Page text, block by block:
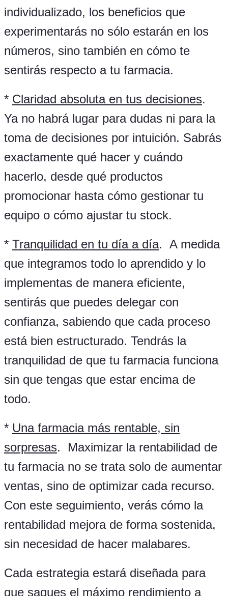
individualizado, los beneficios que
experimentarás no sólo estarán en los
números, sino también en cómo te
sentirás respecto a tu farmacia.
* Claridad absoluta en tus decisiones.
Ya no habrá lugar para dudas ni para la
toma de decisiones por intuición. Sabrás
exactamente qué hacer y cuándo
hacerlo, desde qué productos
promocionar hasta cómo gestionar tu
equipo o cómo ajustar tu stock.
* Tranquilidad en tu día a día. A medida
que integramos todo lo aprendido y lo
implementas de manera eficiente,
sentirás que puedes delegar con
confianza, sabiendo que cada proceso
está bien estructurado. Tendrás la
tranquilidad de que tu farmacia funciona
sin que tengas que estar encima de
todo.
* Una farmacia más rentable, sin
sorpresas. Maximizar la rentabilidad de
tu farmacia no se trata solo de aumentar
ventas, sino de optimizar cada recurso.
Con este seguimiento, verás cómo la
rentabilidad mejora de forma sostenida,
sin necesidad de hacer malabares.
Cada estrategia estará diseñada para
que saques el máximo rendimiento a